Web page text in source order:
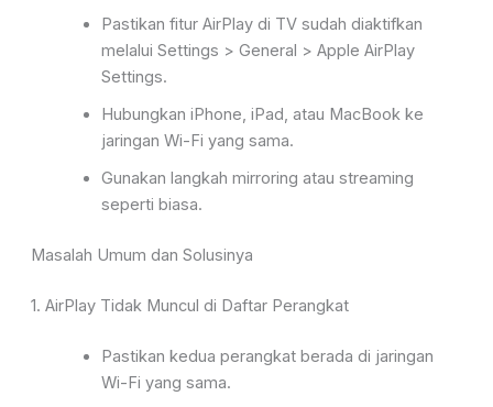
Pastikan fitur AirPlay di TV sudah diaktifkan
melalui Settings > General > Apple AirPlay
Settings.
Hubungkan iPhone, iPad, atau MacBook ke
jaringan Wi-Fi yang sama.
Gunakan langkah mirroring atau streaming
seperti biasa.
Masalah Umum dan Solusinya
1. AirPlay Tidak Muncul di Daftar Perangkat
Pastikan kedua perangkat berada di jaringan
Wi-Fi yang sama.